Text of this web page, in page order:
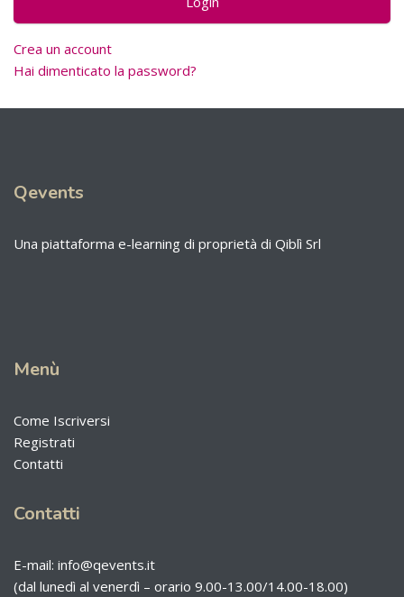
Crea un account
Hai dimenticato la password?
Qevents
Una piattaforma e-learning di proprietà di Qiblì Srl
Menù
Come Iscriversi
Registrati
Contatti
Contatti
E-mail: info@qevents.it
(dal lunedì al venerdì – orario 9.00-13.00/14.00-18.00)